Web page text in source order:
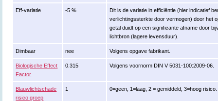
Eff-variatie -5 %
Dit is de variatie in efficiëntie (hier indicatief
verlichtingssterkte door vermogen) door het
getal duidt op een significante afname door
lichtbron (lagere levensduur).
Dimbaar nee Volgens opgave fabrikant.
Biologische Effect
Factor
0.315 Volgens voornorm DIN V 5031-100:2009-06.
Blauwlichtschade
risico groep
1 0=geen, 1=laag, 2 = gemiddeld, 3=hoog risico.